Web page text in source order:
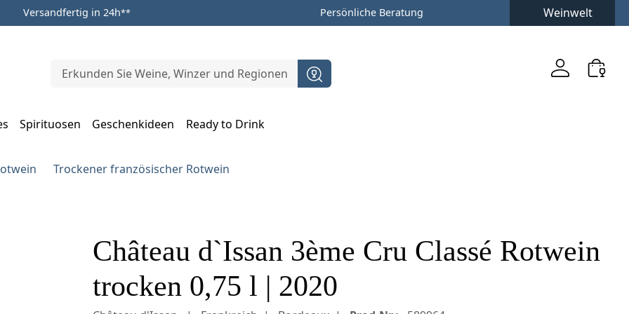
Versandfertig in 24h** Persönliche Beratung Weinwelt
Spirituosen Geschenkideen
Ready to Drink
Trockener französischer Rotwein
Château d`Issan 3ème Cru Classé Rotwein
trocken 0,75 l | 2020